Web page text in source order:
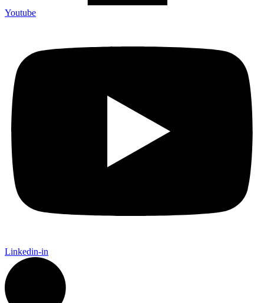
Youtube
Linkedin-in